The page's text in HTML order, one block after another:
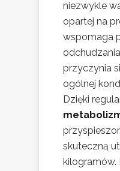
niezwykle
opartej na
wspomaga
przyczynia
ogólnej
Dzięki
skuteczną
kilogramów.